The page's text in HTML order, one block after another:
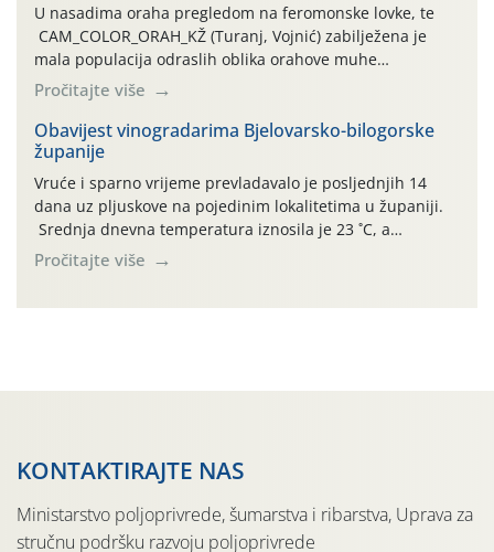
U nasadima oraha pregledom na feromonske lovke, te
CAM_COLOR_ORAH_KŽ (Turanj, Vojnić) zabilježena je
mala populacija odraslih oblika orahove muhe
(Rhagoletis completa). Niska brojnost može se objasniti
činjenicom da je riječ o mladim nasadima s vrlo malim
urodom, što je povezano i s manjim brojem prezimjelih
jedinki. U starijim nasadima, na žutim ljepljivim Rebell
pločama s […]
Pročitajte više
Obavijest vinogradarima Bjelovarsko-bilogorske
županije
Vruće i sparno vrijeme prevladavalo je posljednjih 14
dana uz pljuskove na pojedinim lokalitetima u županiji.
Srednja dnevna temperatura iznosila je 23 ˚C, a
maksimalne su posljednjih dana dosezale do 35 ˚C.
Simptome plamenjače vinove loze (Plasmoparas
Pročitajte više
KONTAKTIRAJTE NAS
Ministarstvo poljoprivrede, šumarstva i ribarstva, Uprava za
stručnu podršku razvoju poljoprivrede